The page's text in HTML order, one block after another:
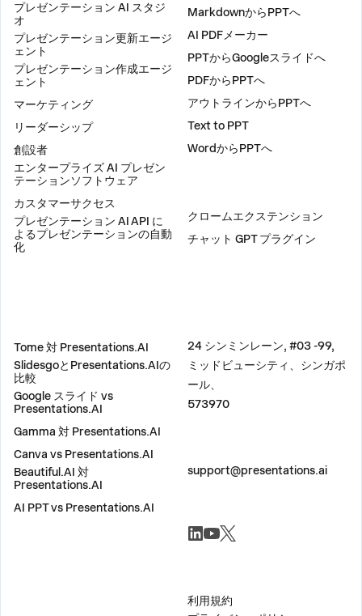
プレゼンテーション AI スタジ
オ
プレゼンテーション更新エージ
ェント
プレゼンテーション作成エージ
ェント
マーケティング
リーダーシップ
創設者
エンタープライズ AI プレゼン
テーションソフトウェア
カスタマーサクセス
プレゼンテーション AI API に
よるプレゼンテーションの自動
化
MarkdownからPPTへ
AI PDFメーカー
PPTからGoogleスライドへ
PDFからPPTへ
アウトラインからPPTへ
Text to PPT
WordからPPTへ
クロームエクステンション
チャット GPT プラグイン
Tome 対 Presentations.AI
SlidesgoとPresentations.AIの
比較
Google スライド vs
Presentations.AI
Gamma 対 Presentations.AI
Canva vs Presentations.AI
Beautiful.AI 対
Presentations.AI
AI PPT vs Presentations.AI
24 シンミンレーン, #03 -99,
ミッドビューシティ、シンガポ
ール、
573970
support@presentations.ai
利用規約